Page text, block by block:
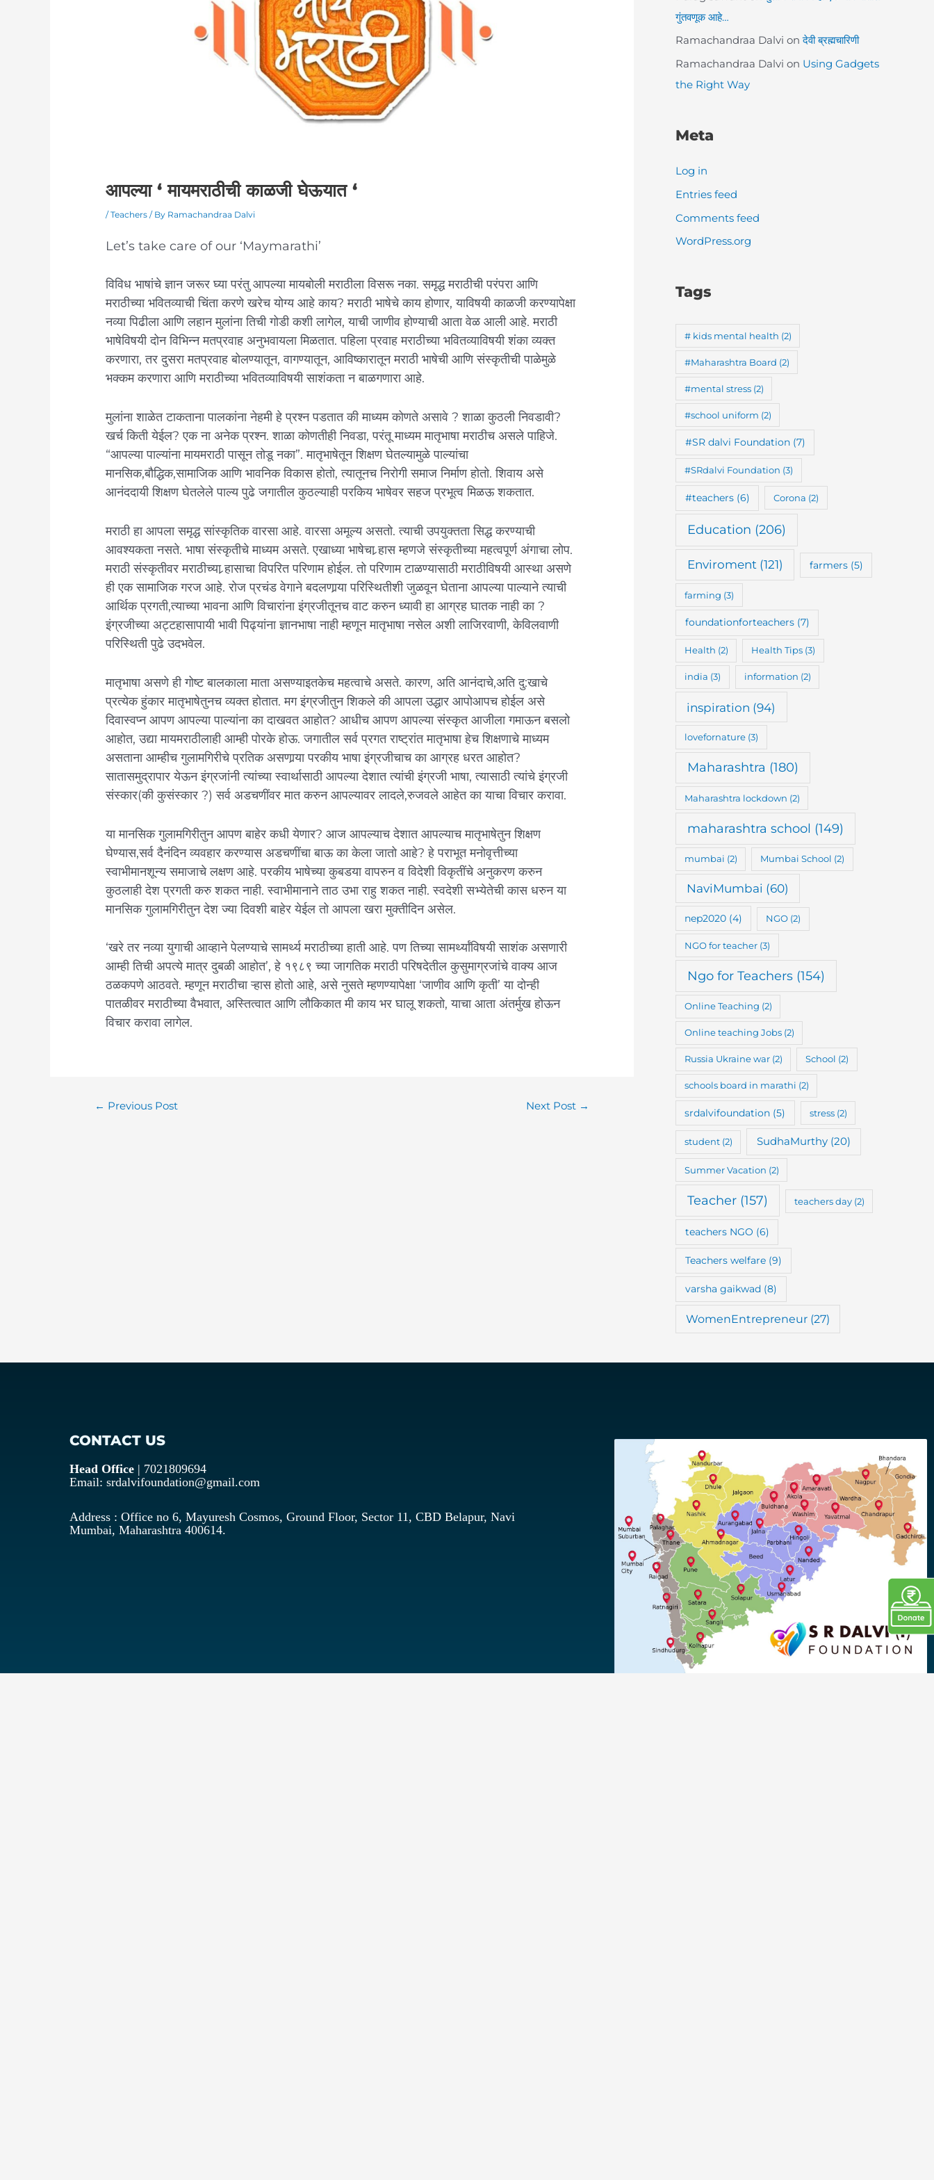
आपल्या ‘ मायमराठीची काळजी घेऊयात ‘
/Teachers / By Ramachandraa Dalvi
Let’s take care of our ‘Maymarathi’
विविध भाषांचे ज्ञान जरूर घ्या परंतु आपल्या मायबोली मराठीला विसरू नका. समृद्ध मराठीची परंपरा आणि
मराठीच्या भवितव्याची चिंता करणे खरेच योग्य आहे काय? मराठी भाषेचे काय होणार, याविषयी काळजी करण्यापेक्षा
नव्या पिढीला आणि लहान मुलांना तिची गोडी कशी लागेल, याची जाणीव होण्याची आता वेळ आली आहे. मराठी
भाषेविषयी दोन विभिन्न मतप्रवाह अनुभवायला मिळतात. पहिला प्रवाह मराठीच्या भवितव्याविषयी शंका व्यक्त
करणारा, तर दुसरा मतप्रवाह बोलण्यातून, वागण्यातून, आविष्कारातून मराठी भाषेची आणि संस्कृतीची पाळेमुळे
भक्कम करणारा आणि मराठीच्या भवितव्याविषयी साशंकता न बाळगणारा आहे.
मुलांना शाळेत टाकताना पालकांना नेहमी हे प्रश्न पडतात की माध्यम कोणते असावे ? शाळा कुठली निवडावी?
खर्च किती ये‌ईल? एक ना अनेक प्रश्न. शाळा कोणतीही निवडा, परंतू माध्यम मातृभाषा मराठीच असले पाहिजे.
“आपल्या पाल्यांना मायमराठी पासून तोडू नका”. मातृभाषेतून शिक्षण घेतल्यामुळे पाल्यांचा
मानसिक,बौद्धिक,सामाजिक आणि भावनिक विकास होतो, त्यातूनच निरोगी समाज निर्माण होतो. शिवाय असे
आनंददायी शिक्षण घेतलेले पाल्य पुढे जगातील कुठल्याही परकिय भाषेवर सहज प्रभूत्व मिळ‌ऊ शकतात.
मराठी हा आपला समृद्ध सांस्कृतिक वारसा आहे. वारसा अमूल्य असतो. त्याची उपयुक्तता सिद्ध करण्याची
आवश्यकता नसते. भाषा संस्कृतीचे माध्यम असते. एखाध्या भाषेचा र्‍हास म्हणजे संस्कृतीच्या महत्वपूर्ण अंगाचा लोप.
मराठी संस्कृतीवर मराठीच्या र्‍हासाचा विपरित परिणाम हो‌ईल. तो परिणाम टाळण्यासाठी मराठीविषयी आस्था असणे
ही एक सामाजिक गरज आहे. रोज प्रचंड वेगाने बदलणार्‍या परिस्थितीशी जुळवून घेताना आपल्या पाल्याने त्याची
आर्थिक प्रगती,त्याच्या भावना आणि विचारांना इंग्रजीतूनच वाट करुन ध्यावी हा आग्रह घातक नाही का ?
इंग्रजीच्या अट्टहासापायी भावी पिढ्यांना ज्ञानभाषा नाही म्हणून मातृभाषा नसेल अशी लाजिरवाणी, केविलवाणी
परिस्थिती पुढे उदभवेल.
मातृभाषा असणे ही गोष्ट बालकाला माता असण्या‌इतकेच महत्वाचे असते. कारण, अति आनंदाचे,अति दु:खाचे
प्रत्येक हुंकार मातृभाषेतुनच व्यक्त होतात. मग इंग्रजीतुन शिकले की आपला उद्धार आपो‌आपच हो‌ईल असे
दिवास्वप्न आपण आपल्या पाल्यांना का दाखवत आहोत? आधीच आपण आपल्या संस्कृत आजीला गमा‌ऊन बसलो
आहोत, उद्या मायमराठीलाही आम्ही पोरके हो‌ऊ. जगातील सर्व प्रगत राष्ट्रांत मातृभाषा हेच शिक्षणाचे माध्यम
असताना आम्हीच गुलामगिरीचे प्रतिक असणार्‍या परकीय भाषा इंग्रजीचाच का आग्रह धरत आहोत?
सातासमुद्रापार ये‌ऊन इंग्रजांनी त्यांच्या स्वार्थासाठी आपल्या देशात त्यांची इंग्रजी भाषा, त्यासाठी त्यांचे इंग्रजी
संस्कार(की कुसंस्कार ?) सर्व अडचणींवर मात करुन आपल्यावर लादले,रुजवले आहेत का याचा विचार करावा.
या मानसिक गुलामगिरीतुन आपण बाहेर कधी येणार? आज आपल्याच देशात आपल्याच मातृभाषेतुन शिक्षण
घेण्यास,सर्व दैनंदिन व्यवहार करण्यास अडचणींचा बा‌ऊ का केला जातो आहे? हे पराभूत मनोवृत्तीच्या
स्वाभीमानशून्य समाजाचे लक्षण आहे. परकीय भाषेच्या कुबडया वापरुन व विदेशी विकृतींचे अनुकरण करुन
कुठलाही देश प्रगती करु शकत नाही. स्वाभीमानाने ताठ उभा राहु शकत नाही. स्वदेशी सभ्येतेची कास धरुन या
मानसिक गुलामगिरीतुन देश ज्या दिवशी बाहेर ये‌ईल तो आपला खरा मुक्तीदिन असेल.
‘खरे तर नव्या युगाची आव्हाने पेलण्याचे सामर्थ्य मराठीच्या हाती आहे. पण तिच्या सामर्थ्यांविषयी साशंक असणारी
आम्ही तिची अपत्ये मात्र दुबळी आहोत’, हे १९८९ च्या जागतिक मराठी परिषदेतील कुसुमाग्रजांचे वाक्‍य आज
ठळकपणे आठवते. म्हणून मराठीचा ऱ्हास होतो आहे, असे नुसते म्हणण्यापेक्षा ‘जाणीव आणि कृती’ या दोन्ही
पातळीवर मराठीच्या वैभवात, अस्तित्वात आणि लौकिकात मी काय भर घालू शकतो, याचा आता अंतर्मुख होऊन
विचार करावा लागेल.
← Previous Post Next Post →
गुंतवणूक आहे…
Ramachandraa Dalvi onदेवी ब्रह्मचारिणी
Ramachandraa Dalvi on Using Gadgets
the Right Way
Meta
Log in
Entries feed
Comments feed
WordPress.org
Tags
# kids mental health (2)
#Maharashtra Board (2)
#mental stress(2)
#school uniform (2)
#SR dalvi Foundation(7)
#SRdalvi Foundation (3)
#teachers(6) Corona (2)
Education (206)
Enviroment(121) farmers(5)
farming (3)
foundationforteachers(7)
Health (2) Health Tips (3)
india (3) information (2)
inspiration (94)
lovefornature(3)
Maharashtra (180)
Maharashtra lockdown (2)
maharashtra school (149)
mumbai (2) Mumbai School (2)
NaviMumbai (60)
nep2020 (4) NGO (2)
NGO for teacher(3)
Ngo for Teachers(154)
Online Teaching (2)
Online teaching Jobs(2)
Russia Ukraine war(2) School (2)
schools board in marathi (2)
srdalvifoundation (5) stress(2)
student(2) SudhaMurthy (20)
Summer Vacation (2)
Teacher(157) teachers day(2)
teachers NGO (6)
Teachers welfare(9)
varsha gaikwad(8)
WomenEntrepreneur (27)
CONTACT US
Head Office | 7021809694
Email: srdalvifoundation@gmail.com
Address : Office no 6, Mayuresh Cosmos, Ground Floor, Sector 11, CBD Belapur, Navi
Mumbai, Maharashtra 400614.